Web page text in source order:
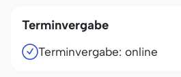
Terminvergabe
Terminvergabe: online